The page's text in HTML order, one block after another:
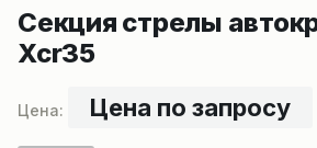
Секция стрелы
Xcr35
Цена по запросу